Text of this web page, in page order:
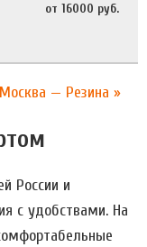
от 16000 руб.
— Резина »
России и
с удобствами. На